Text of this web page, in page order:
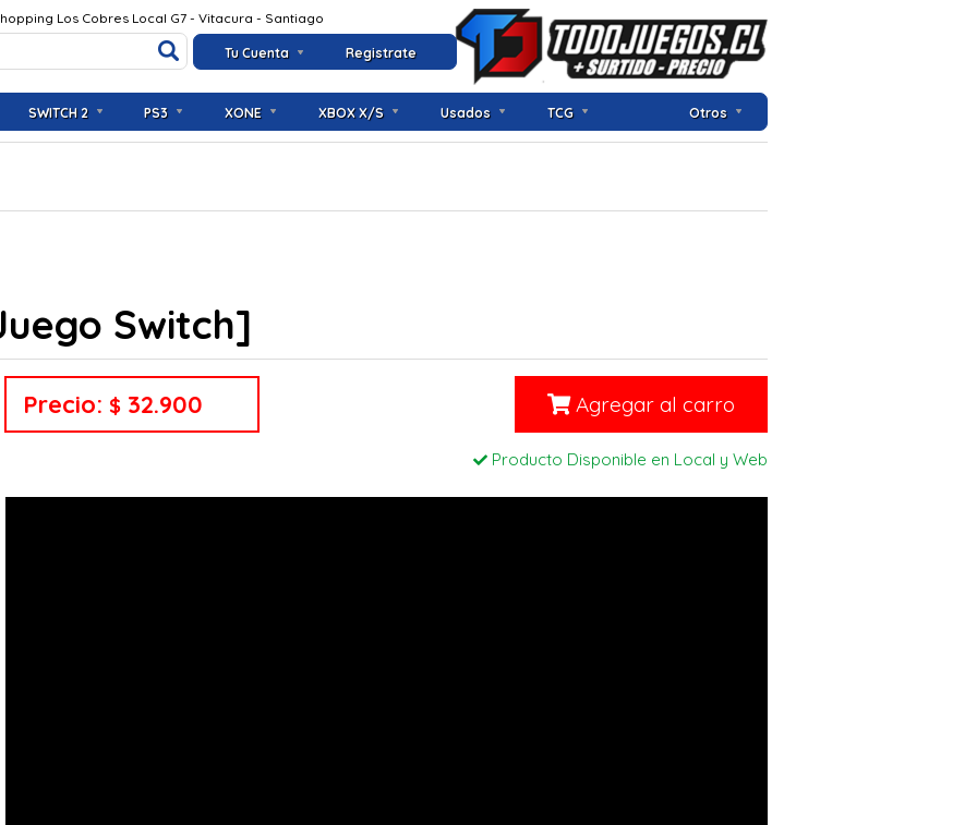
Tu Cuenta Registrate
Los Cobres Local G7 - Vitacura - Santiago
SWITCH 2 PS3 XONE XBOX X/S Usados TCG Otros
Switch]
Precio: $ 32.900 Agregar al carro
Producto Disponible en Local y Web